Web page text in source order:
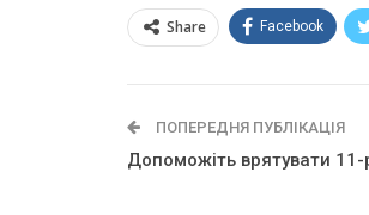
Share Facebook
ПОПЕРЕДНЯ ПУБЛІКАЦІЯ
Допоможіть врятувати 11-